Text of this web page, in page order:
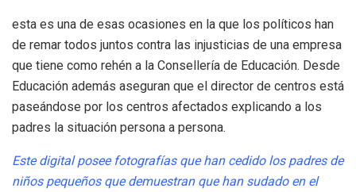
esta es una de esas ocasiones en la que los políticos han
de remar todos juntos contra las injusticias de una empresa
que tiene como rehén a la Consellería de Educación. Desde
Educación además aseguran que el director de centros está
paseándose por los centros afectados explicando a los
padres la situación persona a persona.
Este digital posee fotografías que han cedido los padres de
niños pequeños que demuestran que han sudado en el